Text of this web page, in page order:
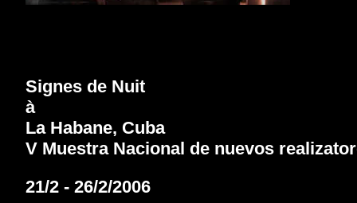
Signes de Nuit
à
La Habane, Cuba
V Muestra Nacional de nuevos
21/2 - 26/2/2006